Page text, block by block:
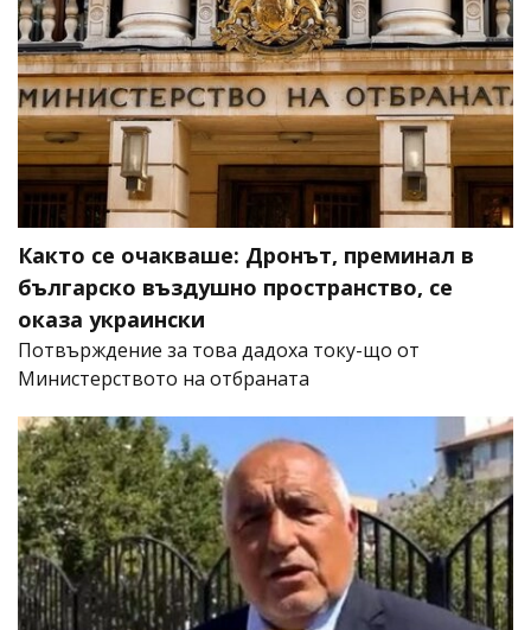
Както се очакваше: Дронът, преминал в
българско въздушно пространство, се
оказа украински
Потвърждение за това дадоха току-що от
Министерството на отбраната